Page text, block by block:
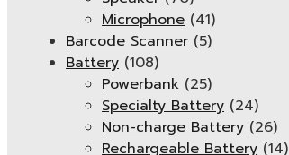
Microphone (41)
Barcode Scanner (5)
Battery (108)
Powerbank (25)
Specialty Battery (24)
Non-charge Battery (26)
Rechargeable Battery (14)